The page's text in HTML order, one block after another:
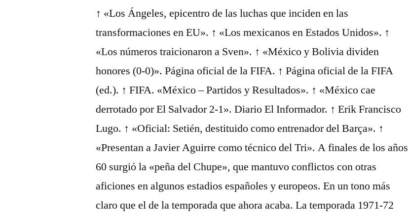
↑ «Los Ángeles, epicentro de las luchas que inciden en las
transformaciones en EU». ↑ «Los mexicanos en Estados Unidos». ↑
«Los números traicionaron a Sven». ↑ «México y Bolivia dividen
honores (0-0)». Página oficial de la FIFA. ↑ Página oficial de la FIFA
(ed.). ↑ FIFA. «México – Partidos y Resultados». ↑ «México cae
derrotado por El Salvador 2-1». Diario El Informador. ↑ Erik Francisco
Lugo. ↑ «Oficial: Setién, destituido como entrenador del Barça». ↑
«Presentan a Javier Aguirre como técnico del Tri». A finales de los años
60 surgió la «peña del Chupe», que mantuvo conflictos con otras
aficiones en algunos estadios españoles y europeos. En un tono más
claro que el de la temporada que ahora acaba. La temporada 1971-72